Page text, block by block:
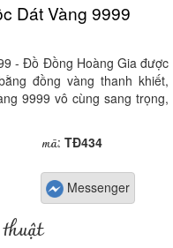
Dát Vàng 9999
- Đồ Đồng Hoàng Gia được
đồng vàng thanh khiết,
9999 vô cùng sang trọng,
mã: TĐ434
Messenger